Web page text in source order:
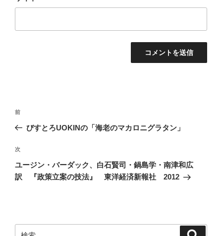
投
ナ
ビ
ゲ
ー
前
の
稿
前
びすとろUOKINの「海老のマカロニグラタン」
次
の
投
次
ユージン・バーダック、白石賢司・鍋島学・南津和広
訳 『政策立案の技法』 東洋経済新報社 2012